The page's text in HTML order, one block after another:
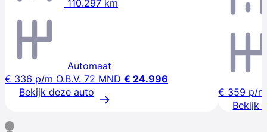
110.297 km
Automaat
€ 336 p/m O.B.V. 72 MND € 24.996
Bekijk deze auto
€ 359 p/m
Bekijk